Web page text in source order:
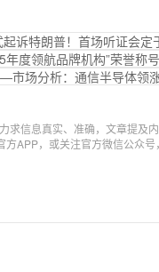
诉特朗普！首场听证会定
度领航品牌机构”荣誉称号
市场分析：通信半导体领
求信息真实、准确，文章提及
方APP，或关注官方微信公众